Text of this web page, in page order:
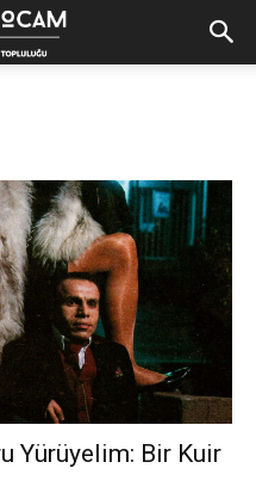
Yürüyelim: Bir Kuir